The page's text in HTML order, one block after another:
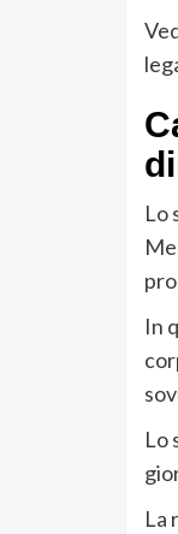
Lo
In
Lo
La